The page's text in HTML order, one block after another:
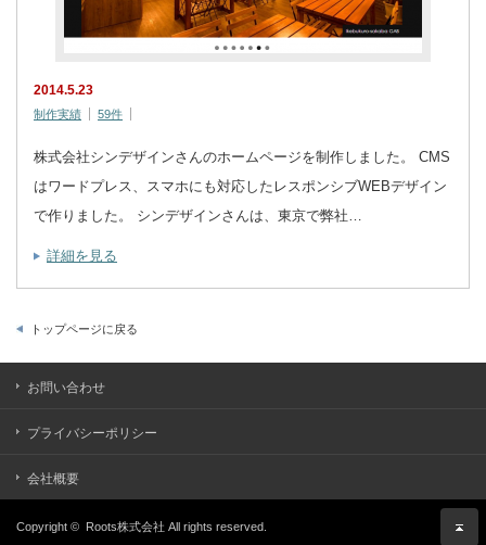
2014.5.23
制作実績 59件
株式会社シンデザインさんのホームページを制作しました。 CMS
はワードプレス、スマホにも対応したレスポンシブWEBデザイン
で作りました。 シンデザインさんは、東京で弊社…
詳細を見る
トップページに戻る
お問い合わせ
プライバシーポリシー
会社概要
Copyright © Roots株式会社 All rights reserved.